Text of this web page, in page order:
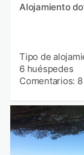
Alojamiento
Tipo de
6 huéspedes
Comentarios: 8